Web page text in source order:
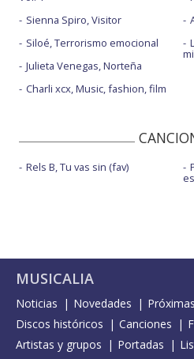
Sienna Spiro, Visitor
Siloé, Terrorismo emocional
Julieta Venegas, Norteña
Charli xcx, Music, fashion, film
Rels B, Tu vas sin (fav)
MUSICALIA
Noticias Novedades
Discos históricos
Canciones
Artistas y grupos
Portadas